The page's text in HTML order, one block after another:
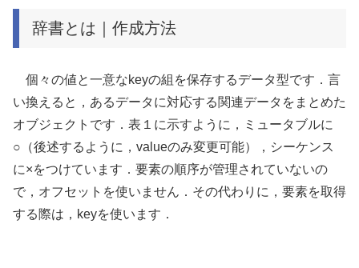
辞書とは｜作成方法
個々の値と一意なkeyの組を保存するデータ型です．言
い換えると，あるデータに対応する関連データをまとめた
オブジェクトです．表１に示すように，ミュータブルに
○（後述するように，valueのみ変更可能），シーケンス
に×をつけています．要素の順序が管理されていないの
で，オフセットを使いません．その代わりに，要素を取得
する際は，keyを使います．